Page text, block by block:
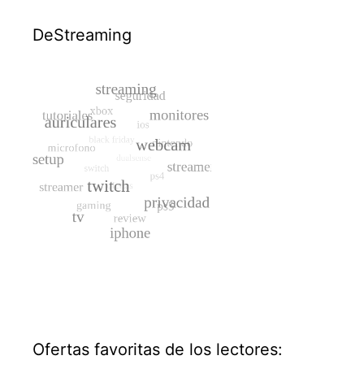
DeStreaming
Ofertas favoritas de los lectores: